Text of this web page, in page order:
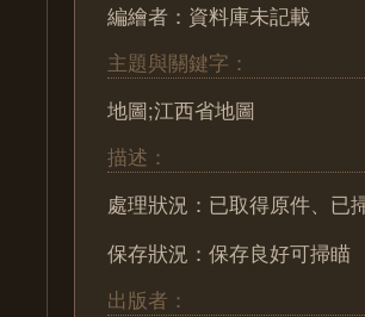
編繪者：資料庫未記載
主題與關鍵字：
地圖;江西省地圖
描述：
處理狀況：已取得原件、已
保存狀況：保存良好可掃瞄
出版者：